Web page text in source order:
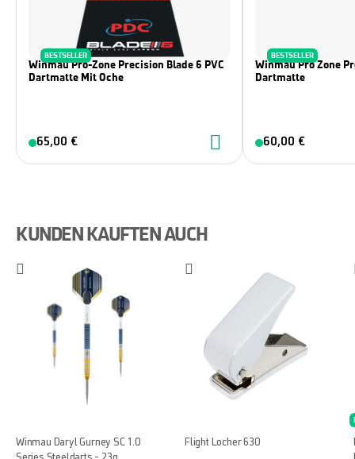
BESTSELLER
Winmau Pro-Zone Precision Blade 6 PVC
Dartmatte Mit Oche
65,00 €
BESTSELLER
Winmau Pro Zone
Dartmatte
60,00 €
KUNDEN KAUFTEN AUCH
Winmau Daryl Gurney SC 1.0
Flight Locher 630